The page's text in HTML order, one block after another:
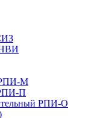
НВИ
РПИ-М
П
РПИ-О